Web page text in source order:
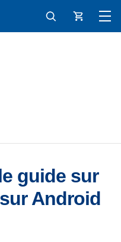
Panier
guide sur
Android